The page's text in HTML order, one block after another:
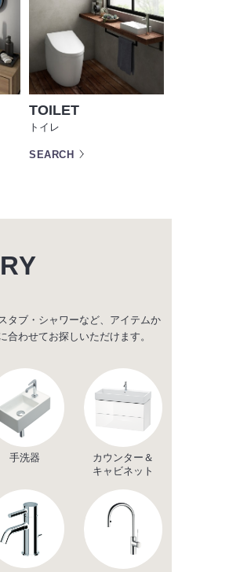
TOILET
トイレ
SEARCH
タブ・シャワーなど、アイテムか
合わせてお探しいただけます。
手洗器
カウンター＆
キャビネット